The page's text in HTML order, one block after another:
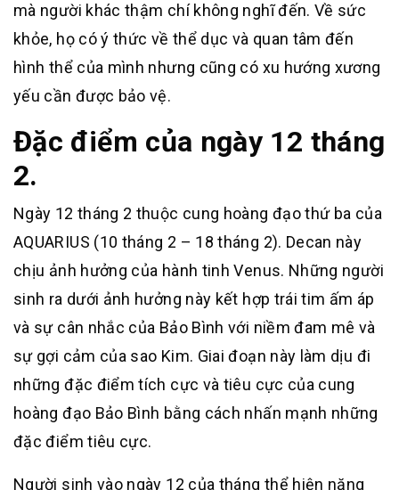
mà người khác thậm chí không nghĩ đến. Về sức
khỏe, họ có ý thức về thể dục và quan tâm đến
hình thể của mình nhưng cũng có xu hướng xương
yếu cần được bảo vệ.
Đặc điểm của ngày 12 tháng
2.
Ngày 12 tháng 2 thuộc cung hoàng đạo thứ ba của
AQUARIUS (10 tháng 2 – 18 tháng 2). Decan này
chịu ảnh hưởng của hành tinh Venus. Những người
sinh ra dưới ảnh hưởng này kết hợp trái tim ấm áp
và sự cân nhắc của Bảo Bình với niềm đam mê và
sự gợi cảm của sao Kim. Giai đoạn này làm dịu đi
những đặc điểm tích cực và tiêu cực của cung
hoàng đạo Bảo Bình bằng cách nhấn mạnh những
đặc điểm tiêu cực.
Người sinh vào ngày 12 của tháng thể hiện năng